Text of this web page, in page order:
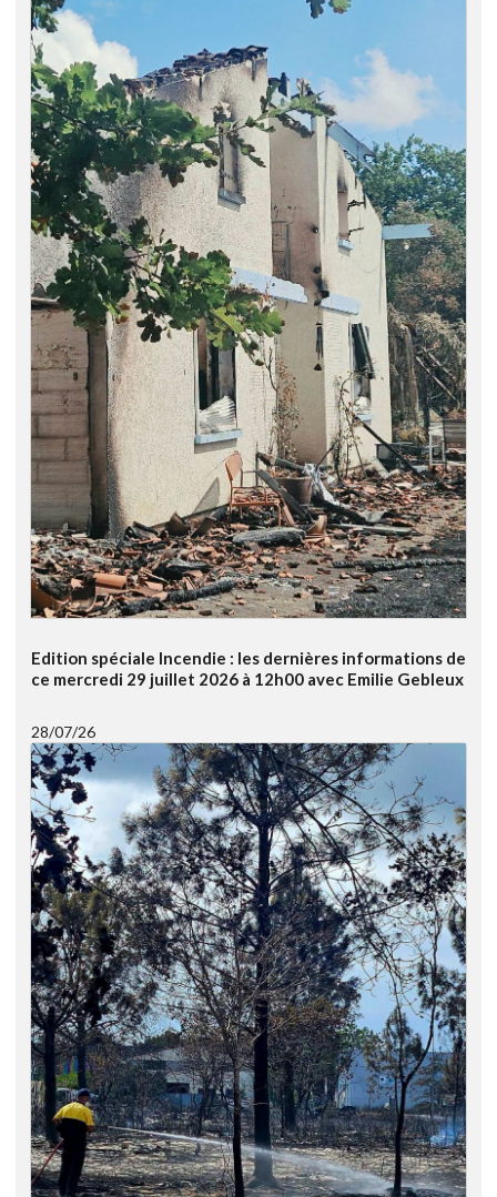
Edition spéciale Incendie : les dernières informations de
ce mercredi 29 juillet 2026 à 12h00 avec Emilie Gebleux
28/07/26